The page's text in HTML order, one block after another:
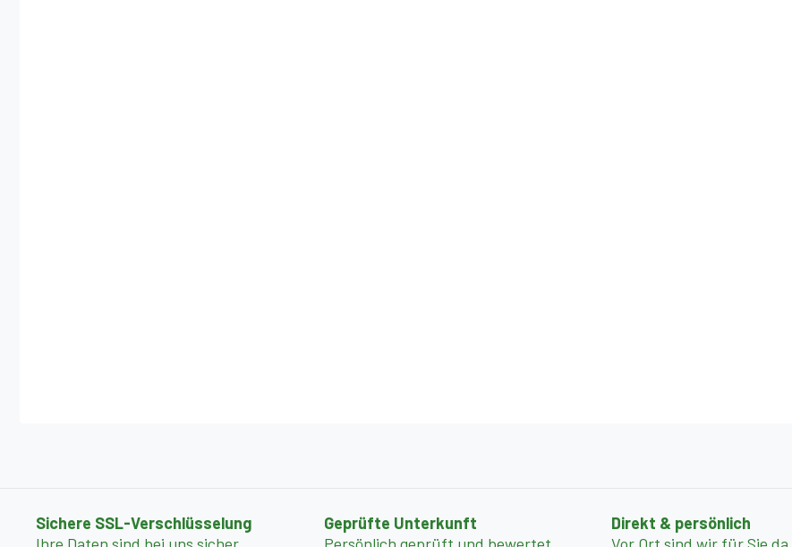
Sichere SSL-Verschlüsselung
Ihre Daten sind bei uns sicher
Geprüfte Unterkunft
Persönlich geprüft und bewertet
Direkt & persönlich
Vor Ort sind wir für Sie da